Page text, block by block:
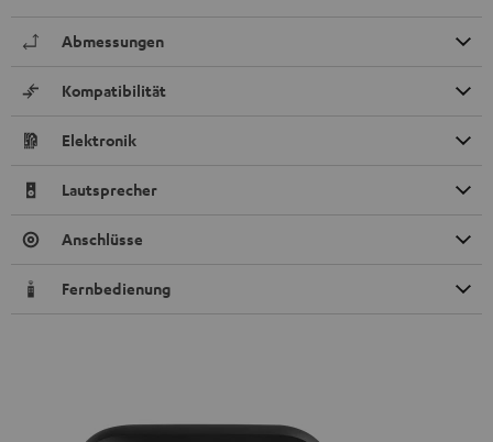
Abmessungen
Kompatibilität
Elektronik
Lautsprecher
Anschlüsse
Fernbedienung